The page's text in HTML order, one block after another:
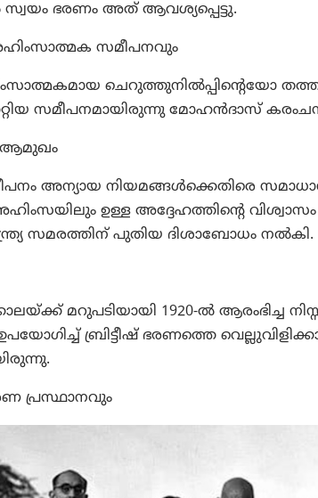
സ്വയം ഭരണം അത് ആവശ്യപ്പെട്ടു.
സമീപനവും
ചെറുത്തുനിൽപ്പിന്റെയോ
സമീപനമായിരുന്നു മോഹൻദാസ്
ആമുഖം
അന്യായ നിയമങ്ങൾക്കെതിരെ
ഉള്ള അദ്ദേഹത്തിന്റെ
സമരത്തിന് പുതിയ ദിശാബോധം നൽകി.
മറുപടിയായി 1920-ൽ ആരംഭിച്ച
ബ്രിട്ടീഷ് ഭരണത്തെ
പ്രസ്ഥാനവും